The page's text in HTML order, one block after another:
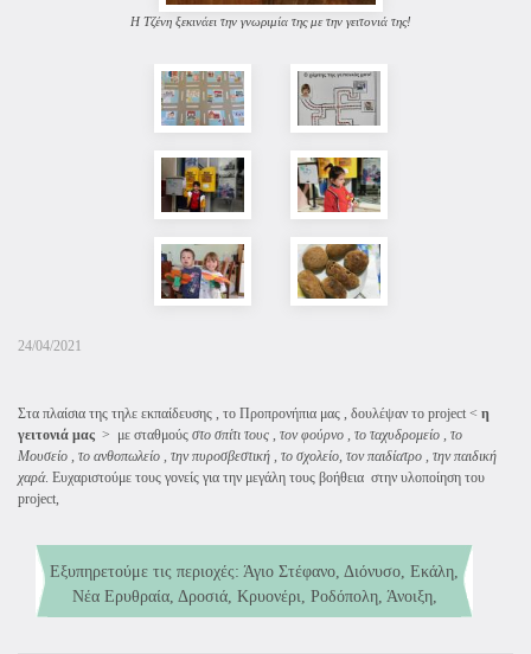
Η Τζένη ξεκινάει την γνωριμία της με την γειτονιά της!
24/04/2021
Στα πλαίσια της τηλε εκπαίδευσης , το Προπρονήπια μας , δουλέψαν το project < η
γειτονιά μας > με σταθμούς στο σπίτι τους , τον φούρνο , το ταχυδρομείο , το
Μουσείο , το ανθοπωλείο , την πυροσβεστική , το σχολείο, τον παιδίατρο , την παιδική
χαρά. Ευχαριστούμε τους γονείς για την μεγάλη τους βοήθεια στην υλοποίηση του
project,
Εξυπηρετούμε τις περιοχές: Άγιο Στέφανο, Διόνυσο, Εκάλη,
Νέα Ερυθραία, Δροσιά, Κρυονέρι, Ροδόπολη, Άνοιξη,
Αφίδνες, Καπανδρίτι, Εύξεινο Πόντο, Κάτω Κηφισιά και
Παιδικός Σταθμός (παιδιά 2 έως 5 ετών)